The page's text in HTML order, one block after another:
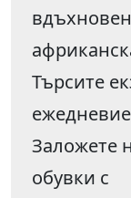
Търсите
Заложете
обувки с